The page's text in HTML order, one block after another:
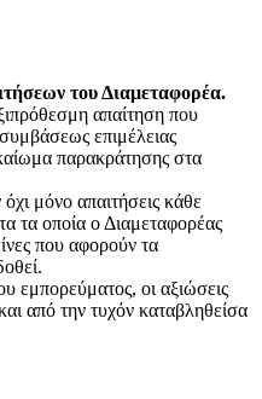
του Διαμεταφορέα.
απαίτηση που
επιμέλειας
παρακράτησης στα
μόνο απαιτήσεις κάθε
τα οποία ο Διαμεταφορέας
που αφορούν τα
εμπορεύματος, οι αξιώσεις
από την τυχόν καταβληθείσα